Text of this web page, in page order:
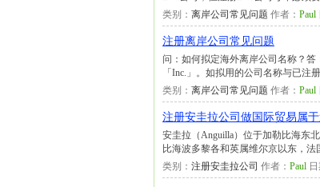
类别： 离岸公司常见问题 作者： Paul
注册离岸公司常见问题
问：如何拟定海外离岸公司名称？答
「Inc.」。如拟用的公司名称与已
类别： 离岸公司常见问题 作者： Paul
注册安圭拉公司做国际贸易属
安圭拉（Anguilla）位于加勒比海东
比海波多黎各和英属维尔京以东，
类别： 注册安圭拉公司 作者： Paul 日